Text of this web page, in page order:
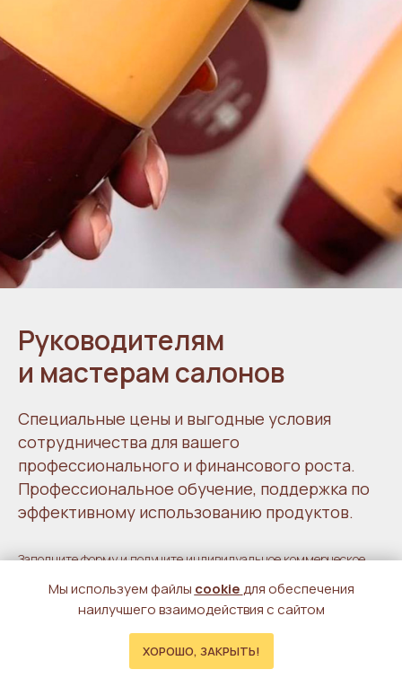
Каталог Поиск Доставка
Руководителям
и мастерам салонов
Специальные цены и выгодные условия
сотрудничества для вашего
профессионального и финансового роста.
Профессиональное обучение, поддержка по
эффективному использованию продуктов.
Заполните форму и получите индивидуальное коммерческое
Мы используем файлы cookieдля обеспечения
наилучшего взаимодействия с сайтом
ХОРОШО, ЗАКРЫТЬ!